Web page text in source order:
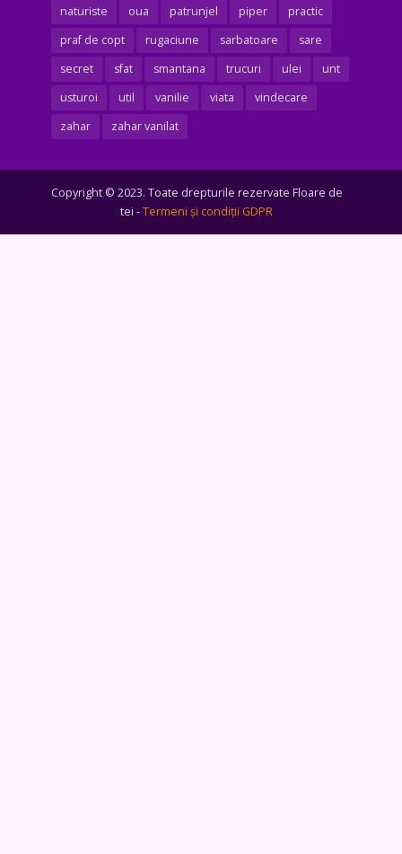
naturiste
oua patrunjel piper
practic
praf de copt
rugaciune sarbatoare
sare
secret
sfat smantana trucuri ulei
unt
usturoi
util vanilie viata
vindecare
zahar
zahar vanilat
Copyright © 2023. Toate drepturile rezervate Floare de
tei -Termeni şi condiţii GDPR